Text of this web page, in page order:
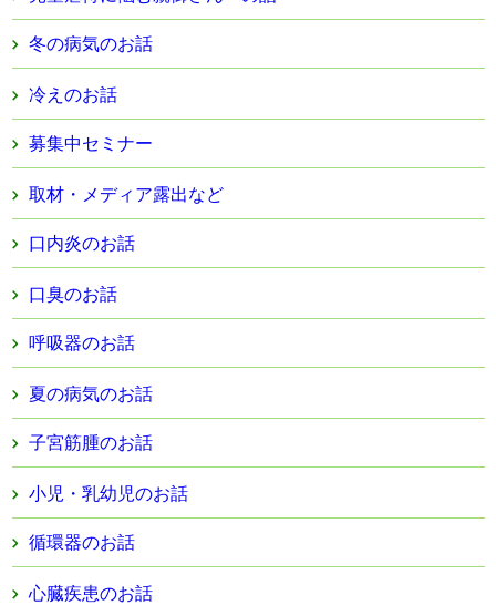
冬の病気のお話
冷えのお話
募集中セミナー
取材・メディア露出など
口内炎のお話
口臭のお話
呼吸器のお話
夏の病気のお話
子宮筋腫のお話
小児・乳幼児のお話
循環器のお話
心臓疾患のお話